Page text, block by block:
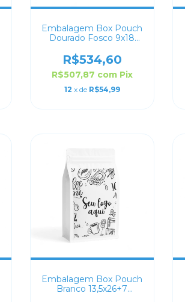
Embalagem Box Pouch
Dourado Fosco 9x18
R$534,60
R$507,87 com Pix
12 x de R$54,99
Embalagem Box Pouch
Branco 13,5x26+7